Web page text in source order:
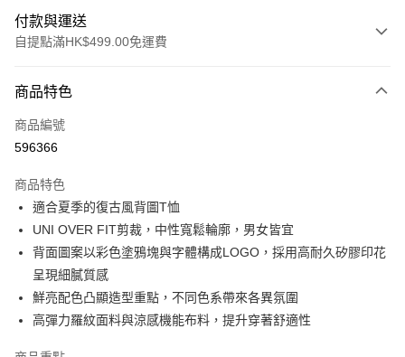
付款與運送
自提點滿HK$499.00免運費
信用卡
Apple Pay
AlipayHK
WeChat Pay
送貨方式
商品特色
商品編號
596366
商品特色
適合夏季的復古風背圖T恤
UNI OVER FIT剪裁，中性寬鬆輪廓，男女皆宜
背面圖案以彩色塗鴉塊與字體構成LOGO，採用高耐久矽膠印花
呈現細膩質感
鮮亮配色凸顯造型重點，不同色系帶來各異氛圍
高彈力羅紋面料與涼感機能布料，提升穿著舒適性